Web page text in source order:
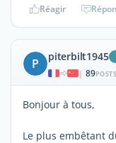
Réagir
P piterbilt1945
| 89POSTS
Bonjour à tous,
Le plus embêtant